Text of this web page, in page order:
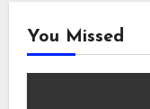
You Missed